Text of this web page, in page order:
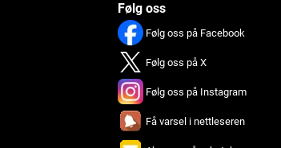
Følg oss
Følg oss på Facebook
Følg oss på X
Følg oss på Instagram
Få varsel i nettleseren